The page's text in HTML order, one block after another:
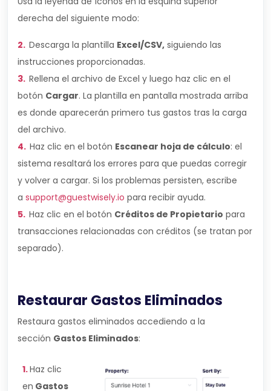
derecha del siguiente modo:
2. Descarga la plantilla Excel/CSV, siguiendo las
instrucciones proporcionadas.
3. Rellena el archivo de Excel y luego haz clic en el
botón Cargar. La plantilla en pantalla mostrada arriba
es donde aparecerán primero tus gastos tras la carga
del archivo.
4. Haz clic en el botón Escanear hoja de cálculo: el
sistema resaltará los errores para que puedas corregir
y volver a cargar. Si los problemas persisten, escribe
a support@guestwisely.io para recibir ayuda.
5. Haz clic en el botón Créditos de Propietario para
transacciones relacionadas con créditos (se tratan por
separado).
Restaurar Gastos Eliminados
Restaura gastos eliminados accediendo a la
sección Gastos Eliminados:
1.Haz clic
en Gastos